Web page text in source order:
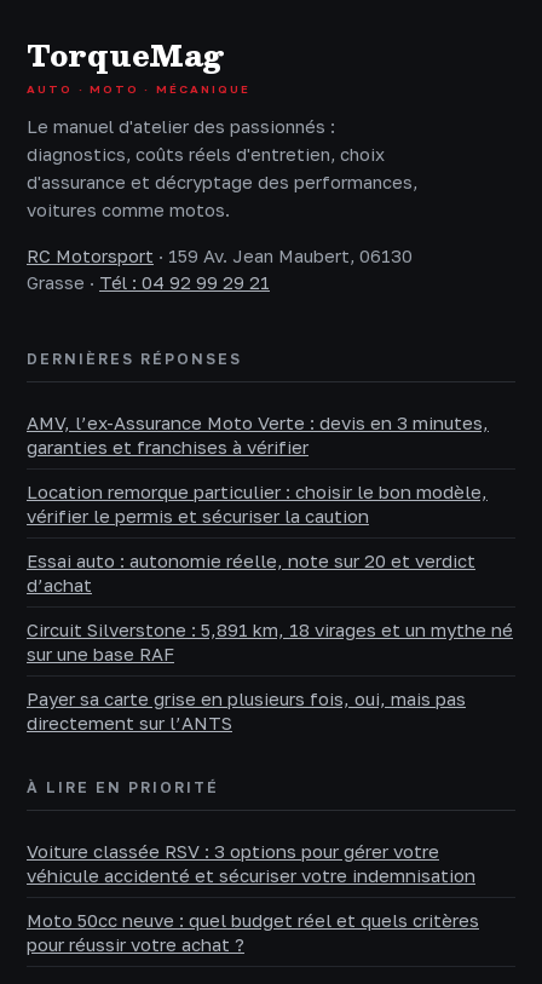
TorqueMag
AUTO · MOTO · MÉCANIQUE
Le manuel d'atelier des passionnés :
diagnostics, coûts réels d'entretien, choix
d'assurance et décryptage des performances,
voitures comme motos.
RC Motorsport · 159 Av. Jean Maubert, 06130
Grasse · Tél : 04 92 99 29 21
DERNIÈRES RÉPONSES
AMV, l’ex-Assurance Moto Verte : devis en 3 minutes,
garanties et franchises à vérifier
Location remorque particulier : choisir le bon modèle,
vérifier le permis et sécuriser la caution
Essai auto : autonomie réelle, note sur 20 et verdict
d’achat
Circuit Silverstone : 5,891 km, 18 virages et un mythe né
sur une base RAF
Payer sa carte grise en plusieurs fois, oui, mais pas
directement sur l’ANTS
À LIRE EN PRIORITÉ
Voiture classée RSV : 3 options pour gérer votre
véhicule accidenté et sécuriser votre indemnisation
Moto 50cc neuve : quel budget réel et quels critères
pour réussir votre achat ?